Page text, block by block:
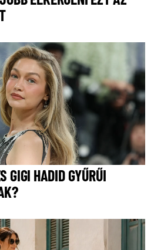
GIGI HADID GYŰRŰI